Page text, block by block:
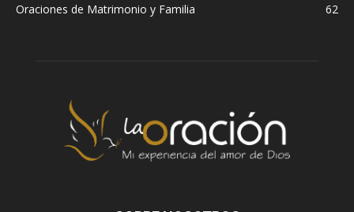
Oraciones de Matrimonio y Familia
62